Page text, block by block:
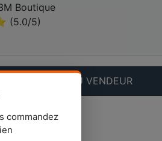
commandez
Boutique
(5.0/5)
QUESTION AU VENDEUR